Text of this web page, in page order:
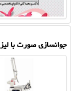
جوانسازی صورت با